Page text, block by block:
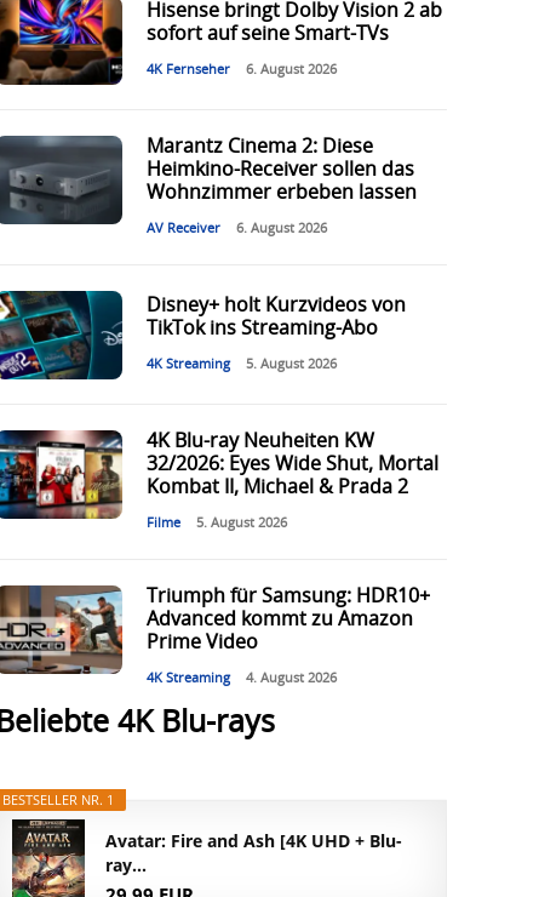
Hisense bringt Dolby Vision 2 ab
sofort auf seine Smart-TVs
4K Fernseher 6. August 2026
Marantz Cinema 2: Diese
Heimkino-Receiver sollen das
Wohnzimmer erbeben lassen
AV Receiver 6. August 2026
Disney+ holt Kurzvideos von
TikTok ins Streaming-Abo
4K Streaming 5. August 2026
4K Blu-ray Neuheiten KW
32/2026: Eyes Wide Shut, Mortal
Kombat II, Michael & Prada 2
Filme 5. August 2026
Triumph für Samsung: HDR10+
Advanced kommt zu Amazon
Prime Video
4K Streaming 4. August 2026
Beliebte 4K Blu-rays
BESTSELLER NR. 1
Avatar: Fire and Ash [4K UHD + Blu-
ray...